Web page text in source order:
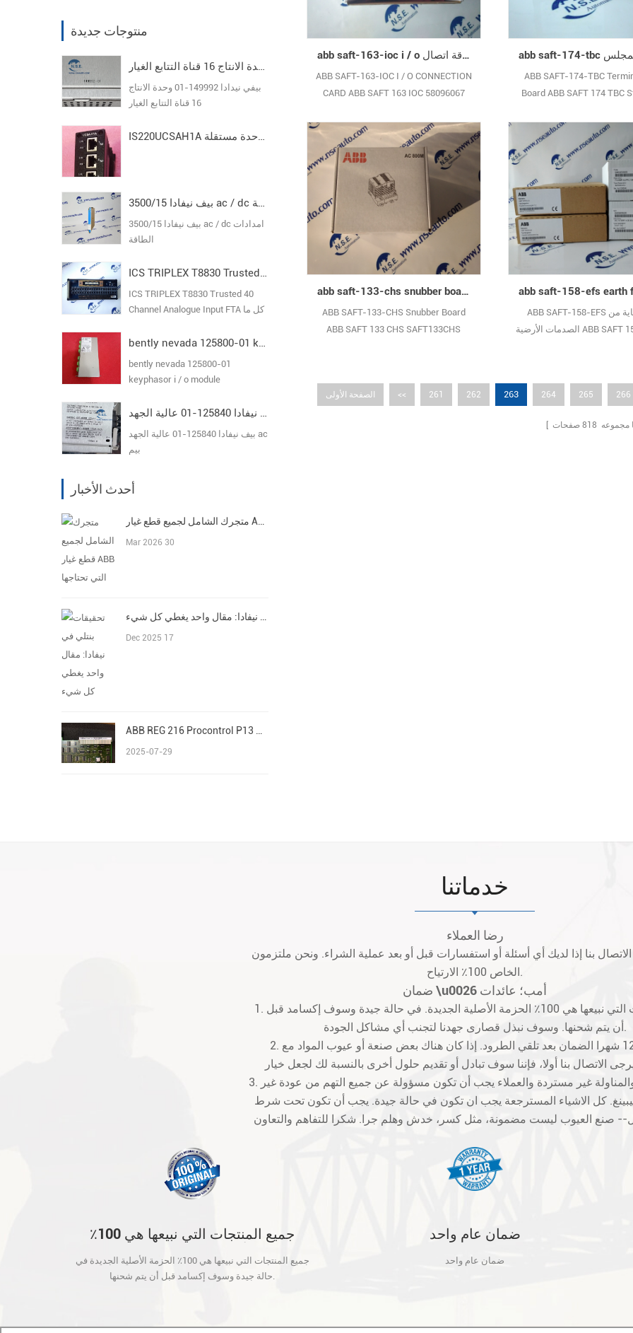
منتوجات جديدة
بيفي نيدادا 149992-01 وحدة الانتاج 16 قناة التتابع الغيار
بيفي نيدادا 149992-01 وحدة الانتاج
16 قناة التتابع الغيار
IS220UCSAH1A حزمة إدخال/إخراج وحدة مستقلة MARK VI
بيف نيفادا 3500/15 ac / dc امدادات الطاقة
بيف نيفادا 3500/15 ac / dc امدادات
الطاقة
ICS TRIPLEX T8830 Trusted 40 Channel Analogue Input FTA
ICS TRIPLEX T8830 Trusted 40
Channel Analogue Input FTA كل ما
bently nevada 125800-01 keyphasor i / o module
bently nevada 125800-01
keyphasor i / o module
بيف نيفادا 125840-01 عالية الجهد ac بيم
بيف نيفادا 125840-01 عالية الجهد ac
بيم
أحدث الأخبار
متجرك الشامل لجميع قطع غيار ABB التي تحتاجها
Mar 2026 30
تحقيقات بنتلي في نيفادا: مقال واحد يغطي كل شيء
Dec 2025 17
ABB REG 216 Procontrol P13 Advant/AC 800M S800 I/O
2025-07-29
abb saft-163-ioc i / o بطاقة اتصال abb saft 163 ioc 58096067
ABB SAFT-163-IOC I / O CONNECTION
CARD ABB SAFT 163 IOC 58096067
ABB SAFT-174-TBC
Board ABB SAFT 174 TBC
الضمان الأصلي الجديد
abb saft-133-chs snubber board abb saft-133 chs saft133chs
ABB SAFT-133-CHS Snubber Board
ABB SAFT 133 CHS SAFT133CHS
ABB SAFT-158-EFS لوحة حماية من
الصدمات الأرضية ABB SAFT 158 EFS PLC
الصفحة الأولى << 261 262 263 264 265 266
مجموعه 818
خدماتنا
رضا العملاء
الاتصال بنا إذا لديك أي أسئلة أو استفسارات قبل أو بعد عملية الشراء. ونحن ملتزمون
الخاص 100٪ الارتياح.
ضمان \u0026 أمب؛ عائدات
1. جميع المنتجات التي نبيعها هي 100٪ الحزمة الأصلية الجديدة. في حالة جيدة وسوف إكسامد قبل
أن يتم شحنها. وسوف نبذل قصارى جهدنا لتجنب أي مشاكل الجودة.
2. نحن نقدم 12 شهرا الضمان بعد تلقي الطرود. إذا كان هناك بعض صنعة أو عيوب المواد مع
3. رسوم الشحن والمناولة غير مستردة والعملاء يجب أن تكون مسؤولة عن جميع التهم من عودة غير
كل الاشياء المسترجعة يجب ان تكون في حالة جيدة. يجب أن تكون تحت شرط
جميع المنتجات التي نبيعها هي 100٪
الحزمة الأصلية الجديدة في حالة جيدة
وسوف إكسامد قبل أن يتم شحنها.
جميع المنتجات التي نبيعها هي 100٪ الحزمة الأصلية الجديدة في
حالة جيدة وسوف إكسامد قبل أن يتم شحنها.
ضمان عام واحد
ضمان عام واحد